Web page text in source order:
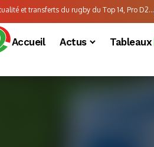
et transferts du rugby du Top 14, Pro D2...
Accueil Actus Tableaux